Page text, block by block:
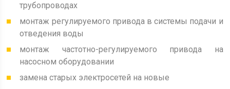
трубопроводах
монтаж регулируемого привода в системы подачи и
отведения воды
монтаж частотно-регулируемого привода на
насосном оборудовании
замена старых электросетей на новые